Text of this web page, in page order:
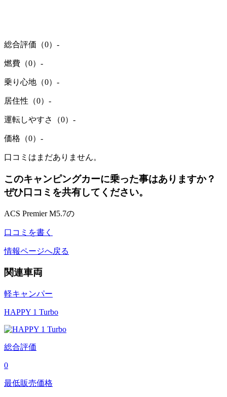
総合評価（0） -
燃費（0） -
乗り心地（0） -
居住性（0） -
運転しやすさ（0） -
価格（0） -
口コミはまだありません。
このキャンピングカーに乗った事はありますか？
ぜひ口コミを共有してください。
ACS Premier M5.7の
口コミを書く
情報ページへ戻る
関連車両
軽キャンパー
HAPPY 1 Turbo
総合評価
0
最低販売価格